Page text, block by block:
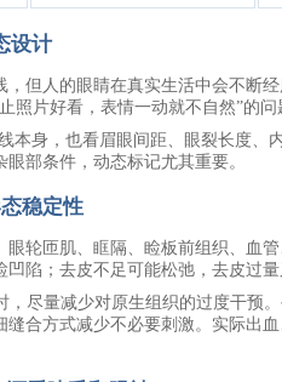
设计
但人的眼睛在真实生活中会不断
照片好看，表情一动就不自然”的问
本身，也看眉眼间距、眼裂长度、
部条件，动态标记尤其重要。
稳定性
轮匝肌、眶隔、睑板前组织、血
陷；去皮不足可能松弛，去皮过
，尽量减少对原生组织的过度干预
合方式减少不必要刺激。实际出